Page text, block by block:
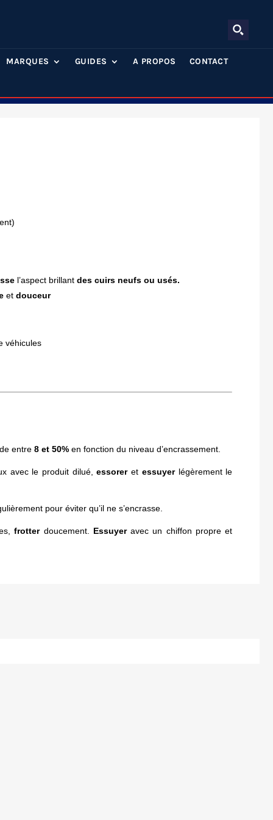
MARQUES GUIDES A PROPOS CONTACT
l’aspect brillant des cuirs neufs ou usés.
et douceur
véhicules
entre 8 et 50% en fonction du niveau d’encrassement.
avec le produit dilué,essoreret essuyerlégèrement le
pour éviter qu’il ne s’encrasse.
frotterdoucement. Essuyeravec un chiffon propre et